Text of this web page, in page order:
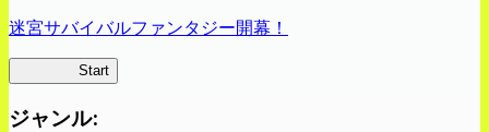
迷宮サバイバルファンタジー開幕！
Start
ジャンル: